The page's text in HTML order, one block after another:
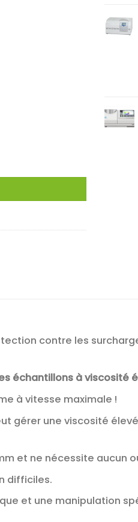
contre les
échantillons à viscosité
à vitesse maximale !
gérer une viscosité
et ne nécessite aucun
difficiles.
et une manipulation